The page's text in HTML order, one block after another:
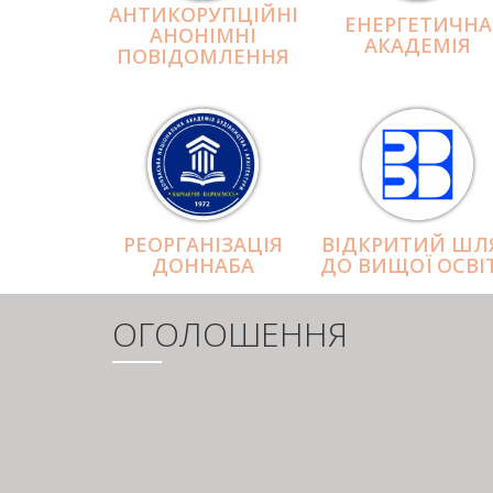
АНТИКОРУПЦІЙНІ
АНОНІМНІ
ПОВІДОМЛЕННЯ
ЕНЕРГЕТИЧНА
АКАДЕМІЯ
РЕОРГАНІЗАЦІЯ
ДОННАБА
ВІДКРИТИЙ
ДО ВИЩОЇ
ОГОЛОШЕННЯ